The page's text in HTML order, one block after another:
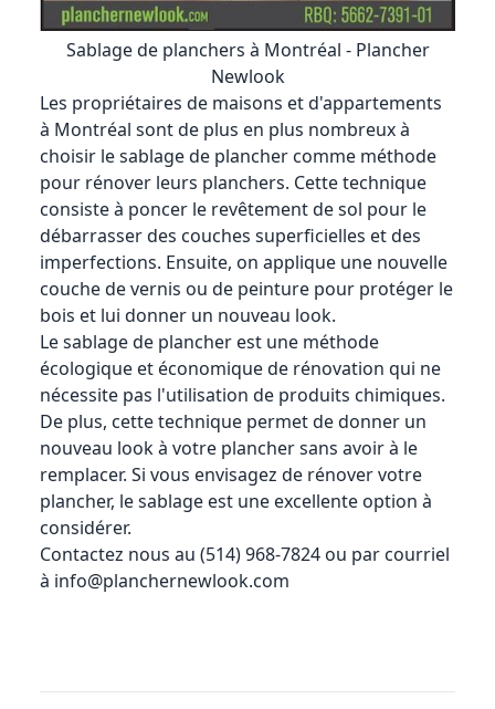
Sablage de planchers à Montréal - Plancher
Newlook
Les propriétaires de maisons et d'appartements
à Montréal sont de plus en plus nombreux à
choisir le sablage de plancher comme méthode
pour rénover leurs planchers. Cette technique
consiste à poncer le revêtement de sol pour le
débarrasser des couches superficielles et des
imperfections. Ensuite, on applique une nouvelle
couche de vernis ou de peinture pour protéger le
bois et lui donner un nouveau look.
Le sablage de plancher est une méthode
écologique et économique de rénovation qui ne
nécessite pas l'utilisation de produits chimiques.
De plus, cette technique permet de donner un
nouveau look à votre plancher sans avoir à le
remplacer. Si vous envisagez de rénover votre
plancher, le sablage est une excellente option à
considérer.
Contactez nous au (514) 968-7824 ou par courriel
à info@planchernewlook.com